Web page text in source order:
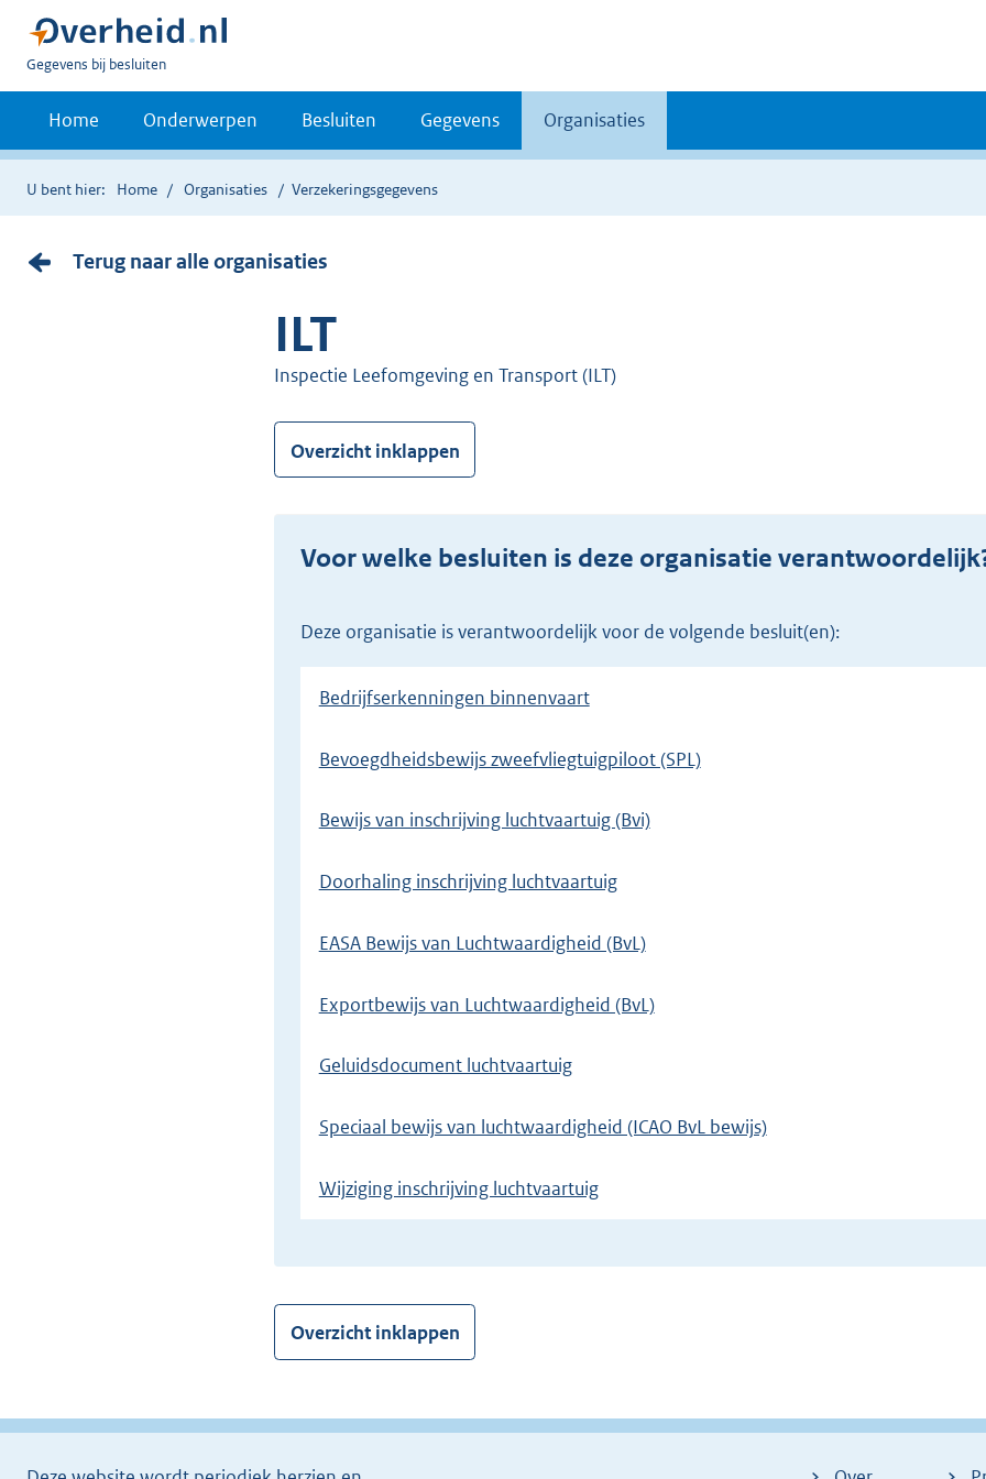
U
bent
Gegevens bij besluiten
Home Onderwerpen Besluiten Gegevens Organisaties
U bent hier: Home Organisaties Verzekeringsgegevens
Terug naar alle organisaties
ILT
Inspectie Leefomgeving en Transport (ILT)
Overzicht inklappen
Voor welke besluiten is deze organisatie
Deze organisatie is verantwoordelijk voor de volgende besluit(en):
Bedrijfserkenningen binnenvaart
Bevoegdheidsbewijs zweefvliegtuigpiloot (SPL)
Bewijs van inschrijving luchtvaartuig (Bvi)
Doorhaling inschrijving luchtvaartuig
EASA Bewijs van Luchtwaardigheid (BvL)
Exportbewijs van Luchtwaardigheid (BvL)
Geluidsdocument luchtvaartuig
Speciaal bewijs van luchtwaardigheid (ICAO BvL bewijs)
Wijziging inschrijving luchtvaartuig
Overzicht inklappen